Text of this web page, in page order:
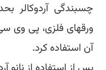
چسبندگی آردوکالر
ورقهای فلزی، پی وی
آن استفاده کرد.